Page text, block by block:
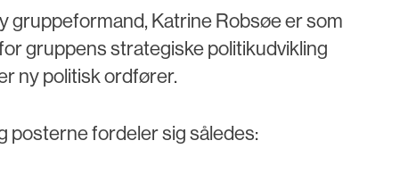
gruppeformand, Katrine Robsøe er som
gruppens strategiske politikudvikling
ny politisk ordfører.
posterne fordeler sig således: